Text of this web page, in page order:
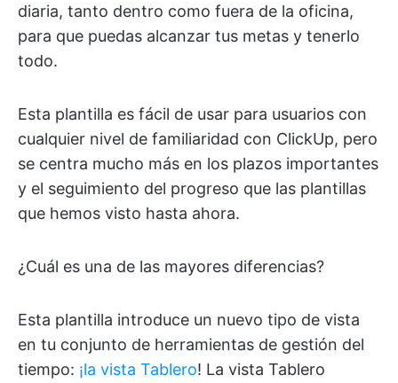
diaria, tanto dentro como fuera de la oficina,
para que puedas alcanzar tus metas y tenerlo
todo.
Esta plantilla es fácil de usar para usuarios con
cualquier nivel de familiaridad con ClickUp, pero
se centra mucho más en los plazos importantes
y el seguimiento del progreso que las plantillas
que hemos visto hasta ahora.
¿Cuál es una de las mayores diferencias?
Esta plantilla introduce un nuevo tipo de vista
en tu conjunto de herramientas de gestión del
tiempo: ¡la vista Tablero! La vista Tablero